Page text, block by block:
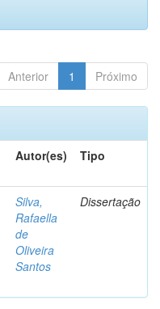
Anterior 1 Próximo
Autor(es) Tipo
Silva,
Rafaella
de
Oliveira
Santos
Dissertação